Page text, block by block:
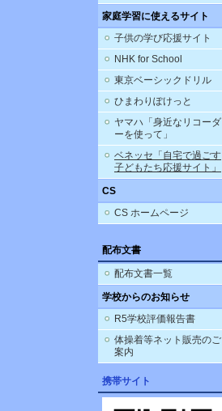
家庭学習に使えるサイト
子供の学び応援サイト
NHK for School
東京ベーシックドリル
ひまわりぽけっと
ヤマハ「身近なリコーダ
ーを使って」
ベネッセ「自宅で過ごす
子どもたち応援サイト」
CS
CS ホームページ
配布文書
配布文書一覧
学校からのお知らせ
R5学校評価報告書
体操着等ネット販売のご
案内
携帯サイト